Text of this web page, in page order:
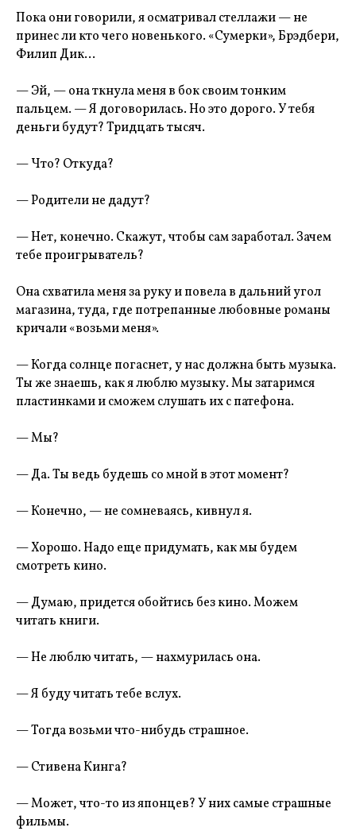
Пока они говорили, я осматривал стеллажи — не
принес ли кто чего новенького. «Сумерки», Брэдбери,
Филип Дик…
— Эй, — она ткнула меня в бок своим тонким
пальцем. — Я договорилась. Но это дорого. У тебя
деньги будут? Тридцать тысяч.
— Что? Откуда?
— Родители не дадут?
— Нет, конечно. Скажут, чтобы сам заработал. Зачем
тебе проигрыватель?
Она схватила меня за руку и повела в дальний угол
магазина, туда, где потрепанные любовные романы
кричали «возьми меня».
— Когда солнце погаснет, у нас должна быть музыка.
Ты же знаешь, как я люблю музыку. Мы затаримся
пластинками и сможем слушать их с патефона.
— Мы?
— Да. Ты ведь будешь со мной в этот момент?
— Конечно, — не сомневаясь, кивнул я.
— Хорошо. Надо еще придумать, как мы будем
смотреть кино.
— Думаю, придется обойтись без кино. Можем
читать книги.
— Не люблю читать, — нахмурилась она.
— Я буду читать тебе вслух.
— Тогда возьми что-нибудь страшное.
— Стивена Кинга?
— Может, что-то из японцев? У них самые страшные
фильмы.